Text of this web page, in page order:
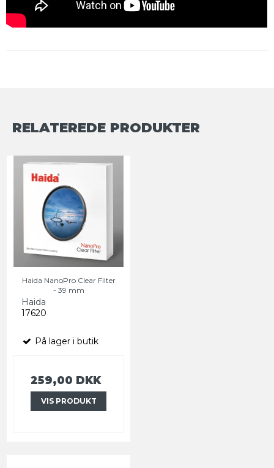
RELATEREDE PRODUKTER
Haida NanoPro Clear Filter
- 39 mm
Haida
17620
På lager i butik
259,00 DKK
VIS PRODUKT